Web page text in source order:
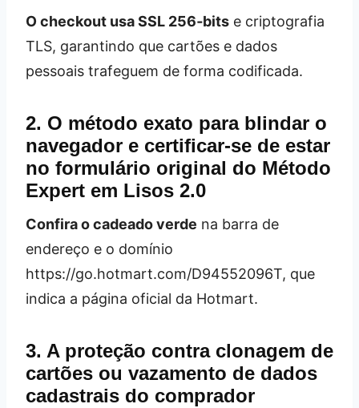
O checkout usa SSL 256‑bits e criptografia
TLS, garantindo que cartões e dados
pessoais trafeguem de forma codificada.
2. O método exato para blindar o
navegador e certificar‑se de estar
no formulário original do Método
Expert em Lisos 2.0
Confira o cadeado verde na barra de
endereço e o domínio
https://go.hotmart.com/D94552096T, que
indica a página oficial da Hotmart.
3. A proteção contra clonagem de
cartões ou vazamento de dados
cadastrais do comprador